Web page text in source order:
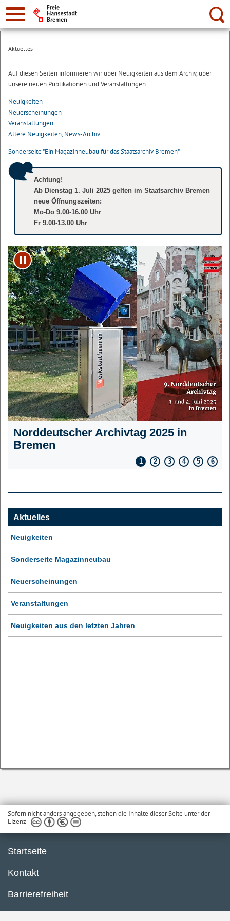
Suche:
Aktuelles
Auf diesen Seiten informieren wir über Neuigkeiten aus dem Archiv, über
unsere neuen Publikationen und Veranstaltungen:
Neuigkeiten
Neuerscheinungen
Veranstaltungen
Ältere Neuigkeiten, News-Archiv
Sonderseite "Ein Magazinneubau für das Staatsarchiv Bremen"
Achtung!
Ab Dienstag 1. Juli 2025 gelten im Staatsarchiv Bremen
neue Öffnungszeiten:
Mo-Do 9.00-16.00 Uhr
Fr 9.00-13.00 Uhr
Norddeutscher Archivtag 2025 in
Bremen
Play/Pause
1 2 3 4 5 6
Aktuelles
Neuigkeiten
Sonderseite Magazinneubau
Neuerscheinungen
Veranstaltungen
Neuigkeiten aus den letzten Jahren
Sofern nicht anders angegeben, stehen die Inhalte dieser Seite unter der
Lizenz
Startseite
Kontakt
Barrierefreiheit